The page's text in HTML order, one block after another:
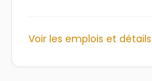
Voir les emplois et détails